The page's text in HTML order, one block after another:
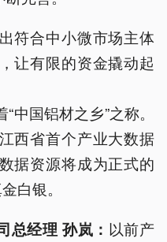
符合中小微市场主体
让有限的资金撬动起
中国铝材之乡”之称。
西省首个产业大数据
据资源将成为正式的
白银。
总经理 孙岚： 以前产